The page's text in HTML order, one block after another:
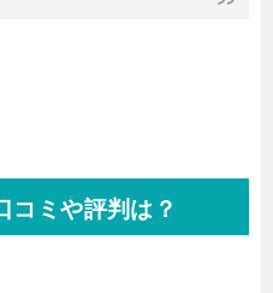
ミや評判は？